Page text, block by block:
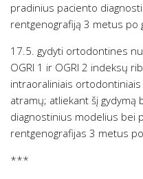
pradinius paciento
rentgenografiją 3 metus po
17.5. gydyti ortodontines
OGRI 1 ir OGRI 2 indeksų
intraoraliniais
atramų; atliekant šį
diagnostinius modelius bei
rentgenografijas 3 metus
***